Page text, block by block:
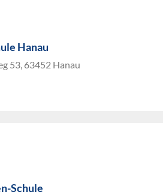
Hanau
53, 63452 Hanau
Schule